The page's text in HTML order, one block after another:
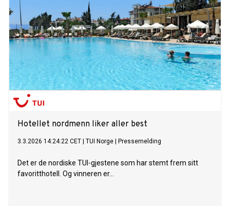
Hotellet nordmenn liker aller best
3.3.2026 14:24:22 CET TUI Norge Pressemelding
Det er de nordiske TUI-gjestene som har stemt frem sitt
favoritthotell. Og vinneren er...